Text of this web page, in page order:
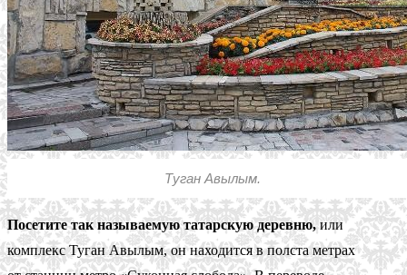
Туган Авылым.
Посетите так называемую татарскую деревню,или
комплекс Туган Авылым, он находится в полста метрах